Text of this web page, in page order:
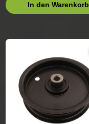
In den Warenkorb